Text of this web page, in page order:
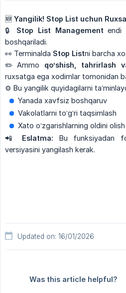
🆕 Yangilik! Stop List uchun
🔒 Stop List Management endi
boshqariladi.
👀 Terminalda Stop Listni barcha
✏️ Ammo qo‘shish, tahrirlash
ruxsatga ega xodimlar tomonidan
⚙️ Bu yangilik quyidagilarni
Yanada xavfsiz boshqaruv
Vakolatlarni to‘g‘ri taqsimlash
Xato o‘zgarishlarning oldini olish
📲 Eslatma: Bu funksiyadan
versiyasini yangilash kerak.
Updated on: 16/01/2026
Was this article helpful?